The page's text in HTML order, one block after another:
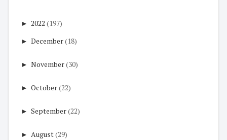
► 2022 (197)
► December(18)
► November(30)
► October(22)
► September(22)
► August(29)